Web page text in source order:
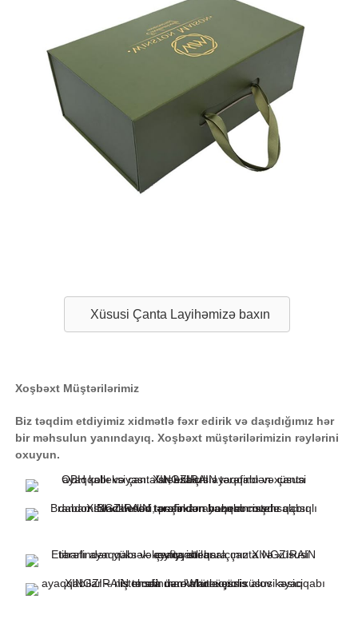
Xüsusi Çanta Layihəmizə baxın
Xoşbəxt Müştərilərimiz
Biz təqdim etdiyimiz xidmətlə fəxr edirik və daşıdığımız hər
bir məhsulun yanındayıq. Xoşbəxt müştərilərimizin rəylərini
oxuyun.